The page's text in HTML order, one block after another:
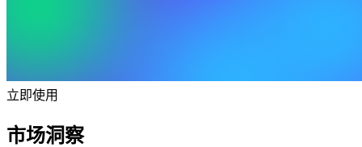
立即使用
市场洞察